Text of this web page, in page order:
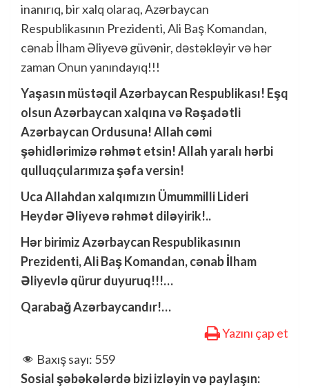
inanırıq, bir xalq olaraq, Azərbaycan
Respublikasının Prezidenti, Ali Baş Komandan,
cənab İlham Əliyevə güvənir, dəstəkləyir və hər
zaman Onun yanındayıq!!!
Yaşasın müstəqil Azərbaycan Respublikası! Eşq
olsun Azərbaycan xalqına və Rəşadətli
Azərbaycan Ordusuna! Allah cəmi
şəhidlərimizə rəhmət etsin! Allah yaralı hərbi
qulluqçularımıza şəfa versin!
Uca Allahdan xalqımızın Ümummilli Lideri
Heydər Əliyevə rəhmət diləyirik!..
Hər birimiz Azərbaycan Respublikasının
Prezidenti, Ali Baş Komandan, cənab İlham
Əliyevlə qürur duyuruq!!!…
Qarabağ Azərbaycandır!…
Yazını çap et
Baxış sayı: 559
Sosial şəbəkələrdə bizi izləyin və paylaşın: